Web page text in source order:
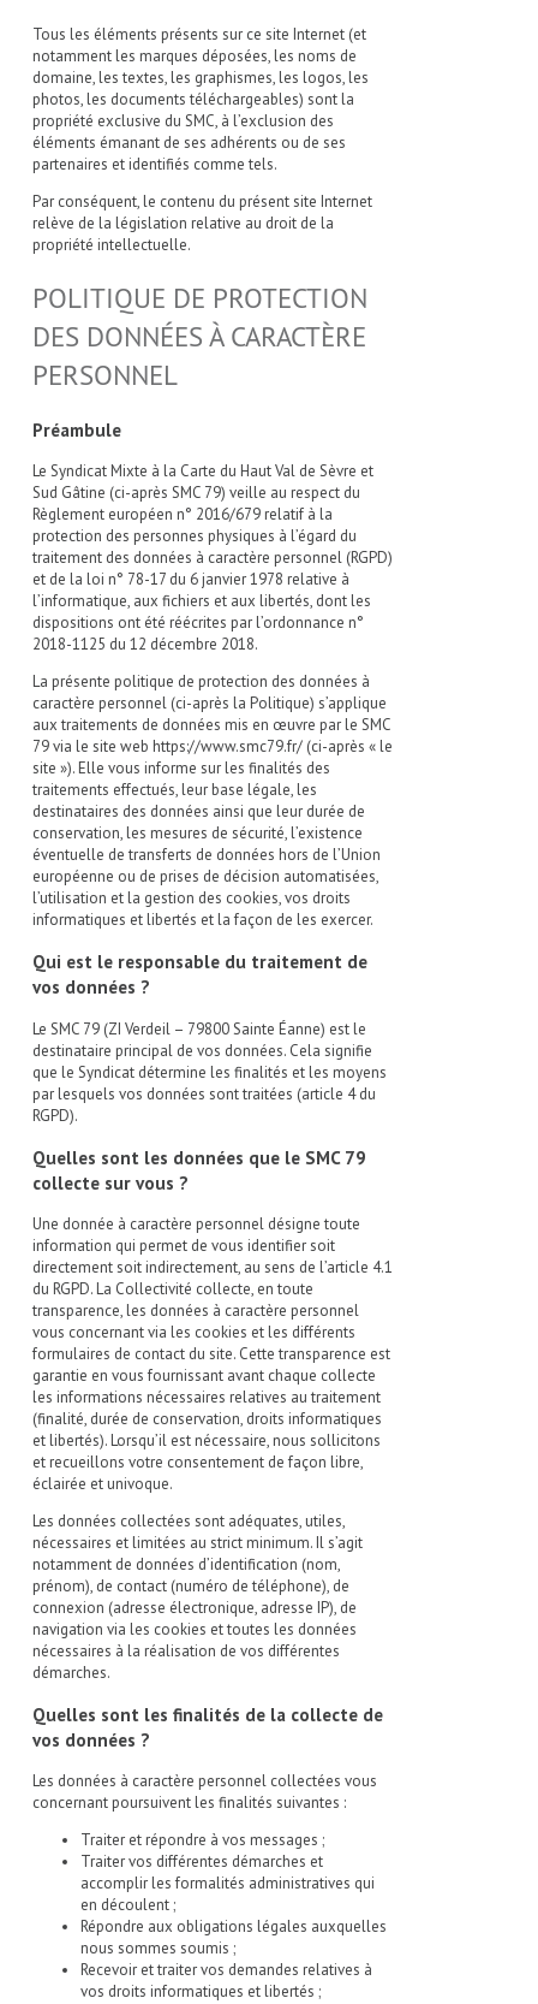
Tous les éléments présents sur ce site Internet (et
notamment les marques déposées, les noms de
domaine, les textes, les graphismes, les logos, les
photos, les documents téléchargeables) sont la
propriété exclusive du SMC, à l’exclusion des
éléments émanant de ses adhérents ou de ses
partenaires et identifiés comme tels.
Par conséquent, le contenu du présent site Internet
relève de la législation relative au droit de la
propriété intellectuelle.
POLITIQUE DE PROTECTION
DES DONNÉES À CARACTÈRE
PERSONNEL
Préambule
Le Syndicat Mixte à la Carte du Haut Val de Sèvre et
Sud Gâtine (ci-après SMC 79) veille au respect du
Règlement européen n° 2016/679 relatif à la
protection des personnes physiques à l’égard du
traitement des données à caractère personnel (RGPD)
et de la loi n° 78-17 du 6 janvier 1978 relative à
l’informatique, aux fichiers et aux libertés, dont les
dispositions ont été réécrites par l’ordonnance n°
2018-1125 du 12 décembre 2018.
La présente politique de protection des données à
caractère personnel (ci-après la Politique) s’applique
aux traitements de données mis en œuvre par le SMC
79 via le site web https://www.smc79.fr/ (ci-après « le
site »). Elle vous informe sur les finalités des
traitements effectués, leur base légale, les
destinataires des données ainsi que leur durée de
conservation, les mesures de sécurité, l’existence
éventuelle de transferts de données hors de l’Union
européenne ou de prises de décision automatisées,
l’utilisation et la gestion des cookies, vos droits
informatiques et libertés et la façon de les exercer.
Qui est le responsable du traitement de
vos données ?
Le SMC 79 (ZI Verdeil – 79800 Sainte Éanne) est le
destinataire principal de vos données. Cela signifie
que le Syndicat détermine les finalités et les moyens
par lesquels vos données sont traitées (article 4 du
RGPD).
Quelles sont les données que le SMC 79
collecte sur vous ?
Une donnée à caractère personnel désigne toute
information qui permet de vous identifier soit
directement soit indirectement, au sens de l’article 4.1
du RGPD. La Collectivité collecte, en toute
transparence, les données à caractère personnel
vous concernant via les cookies et les différents
formulaires de contact du site. Cette transparence est
garantie en vous fournissant avant chaque collecte
les informations nécessaires relatives au traitement
(finalité, durée de conservation, droits informatiques
et libertés). Lorsqu’il est nécessaire, nous sollicitons
et recueillons votre consentement de façon libre,
éclairée et univoque.
Les données collectées sont adéquates, utiles,
nécessaires et limitées au strict minimum. Il s’agit
notamment de données d’identification (nom,
prénom), de contact (numéro de téléphone), de
connexion (adresse électronique, adresse IP), de
navigation via les cookies et toutes les données
nécessaires à la réalisation de vos différentes
démarches.
Quelles sont les finalités de la collecte de
vos données ?
Les données à caractère personnel collectées vous
concernant poursuivent les finalités suivantes :
Traiter et répondre à vos messages ;
Traiter vos différentes démarches et
accomplir les formalités administratives qui
en découlent ;
Répondre aux obligations légales auxquelles
nous sommes soumis ;
Recevoir et traiter vos demandes relatives à
vos droits informatiques et libertés ;